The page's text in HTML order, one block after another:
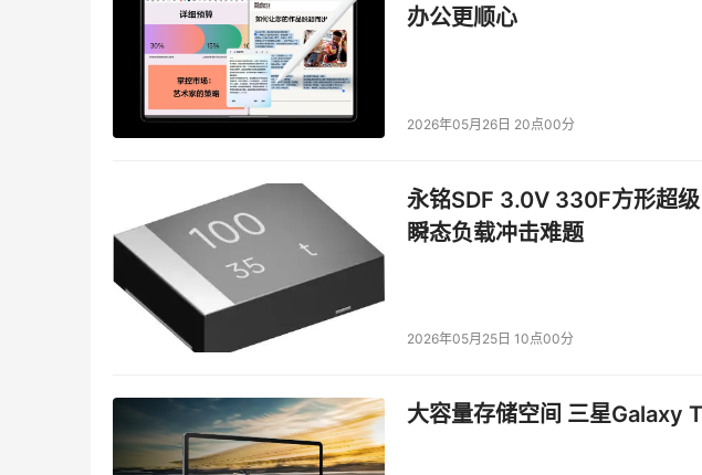
2008年入学申请日期：2008年2月15日之前
背景资料：
由日本富士通株式会社设立的亚太奖学金开始面向中国地区全面招生。该
金。为了能给真正的中国精英更多的机会，今年的选择条件可能要求更严
得者将可在富士通公司设在夏威夷的JAIMS研究所进修国际跨文化管理学课
基于回馈社会的意愿，富士通创立了旨在培养国际型人才的亚太奖学金，
密集式的研修课程，侧重于美国商业原则及方式，同时探讨全球商业及跨
在日本实习一周后可以获得结业证书。与此同时，JAIMS也为学员提供在
了来自50个不同国家的超过20,000名学员。创办者的理念是：持续向亚太
的交互依存的经济体中成为更有执行力的领导人，以促进亚太区经济和人
了一大批30岁左右的国际型商业人才。
办公更顺心
2026年05月26日 20点00分
永铭SDF 3.0V 330F方形超
瞬态负载冲击难题
2026年05月25日 10点00分
大容量存储空间 三星Galaxy